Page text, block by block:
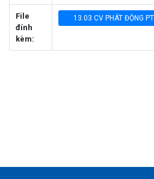
File
đính
kèm:
13.03 CV PHÁT ĐỘNG